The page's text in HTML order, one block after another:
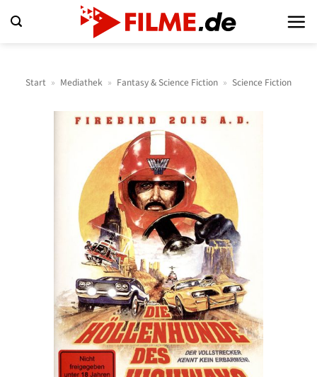
Inhalt
Start » Mediathek » Fantasy & Science Fiction » Science Fiction